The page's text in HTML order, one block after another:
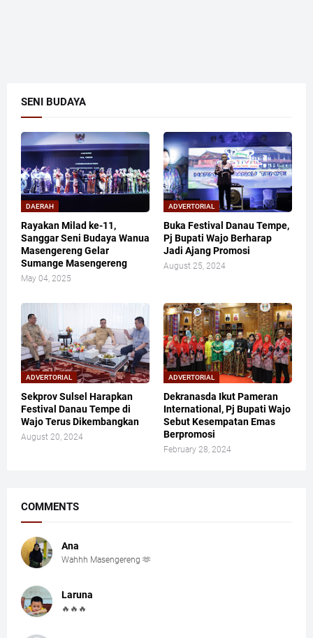
SENI BUDAYA
DAERAH
Rayakan Milad ke-11,
Sanggar Seni Budaya Wanua
Masengereng Gelar
Sumange Masengereng
May 04, 2025
ADVERTORIAL
Buka Festival Danau Tempe,
Pj Bupati Wajo Berharap
Jadi Ajang Promosi
August 25, 2024
ADVERTORIAL
Sekprov Sulsel Harapkan
Festival Danau Tempe di
Wajo Terus Dikembangkan
August 20, 2024
ADVERTORIAL
Dekranasda Ikut Pameran
International, Pj Bupati Wajo
Sebut Kesempatan Emas
Berpromosi
February 28, 2024
COMMENTS
Ana
Wahhh Masengereng 🫶
Laruna
🔥🔥🔥